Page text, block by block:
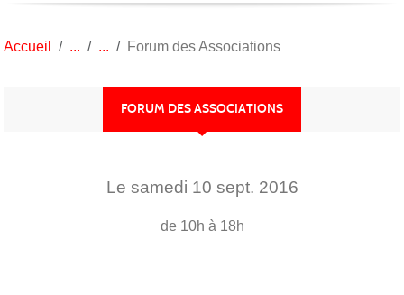
Accueil Forum des Associations
FORUM DES ASSOCIATIONS
Le samedi 10 sept. 2016
de 10h à 18h